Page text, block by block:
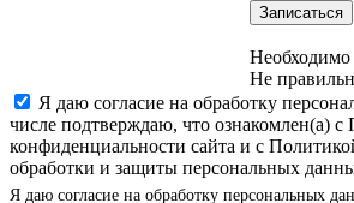
Записаться
Необходимо
Не
Я даю согласие на обработку
числе подтверждаю, что ознакомлен(а) с
конфиденциальности сайта и с
обработки и защиты персональных
Я даю согласие на обработку персональных